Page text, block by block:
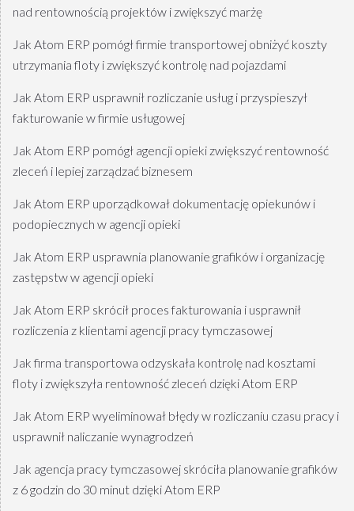
nad rentownością projektów i zwiększyć marżę
Jak Atom ERP pomógł firmie transportowej obniżyć koszty
utrzymania floty i zwiększyć kontrolę nad pojazdami
Jak Atom ERP usprawnił rozliczanie usług i przyspieszył
fakturowanie w firmie usługowej
Jak Atom ERP pomógł agencji opieki zwiększyć rentowność
zleceń i lepiej zarządzać biznesem
Jak Atom ERP uporządkował dokumentację opiekunów i
podopiecznych w agencji opieki
Jak Atom ERP usprawnia planowanie grafików i organizację
zastępstw w agencji opieki
Jak Atom ERP skrócił proces fakturowania i usprawnił
rozliczenia z klientami agencji pracy tymczasowej
Jak firma transportowa odzyskała kontrolę nad kosztami
floty i zwiększyła rentowność zleceń dzięki Atom ERP
Jak Atom ERP wyeliminował błędy w rozliczaniu czasu pracy i
usprawnił naliczanie wynagrodzeń
Jak agencja pracy tymczasowej skróciła planowanie grafików
z 6 godzin do 30 minut dzięki Atom ERP